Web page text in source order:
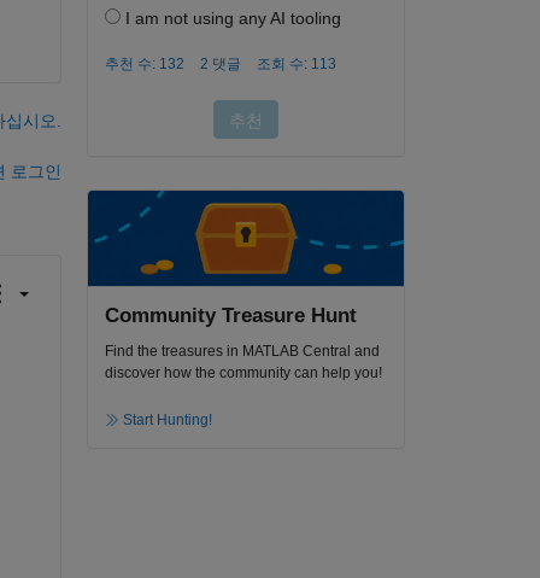
시오.
로그인
Community Treasure Hunt
Find the treasures in MATLAB Central and
discover how the community can help you!
Start Hunting!